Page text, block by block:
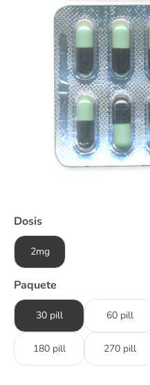
Dosis
2mg
Paquete
30 pill 60 pill
180 pill 270 pill